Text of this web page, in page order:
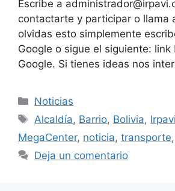
Escribe a
contactarte y participar o llama
olvidas esto simplemente
Google o sigue el siguiente: link
Google. Si tienes ideas nos
Categorías
Noticias
Etiquetas
Alcaldía, Barrio, Bolivia, Irpavi
MegaCenter, noticia, transporte,
Deja un comentario